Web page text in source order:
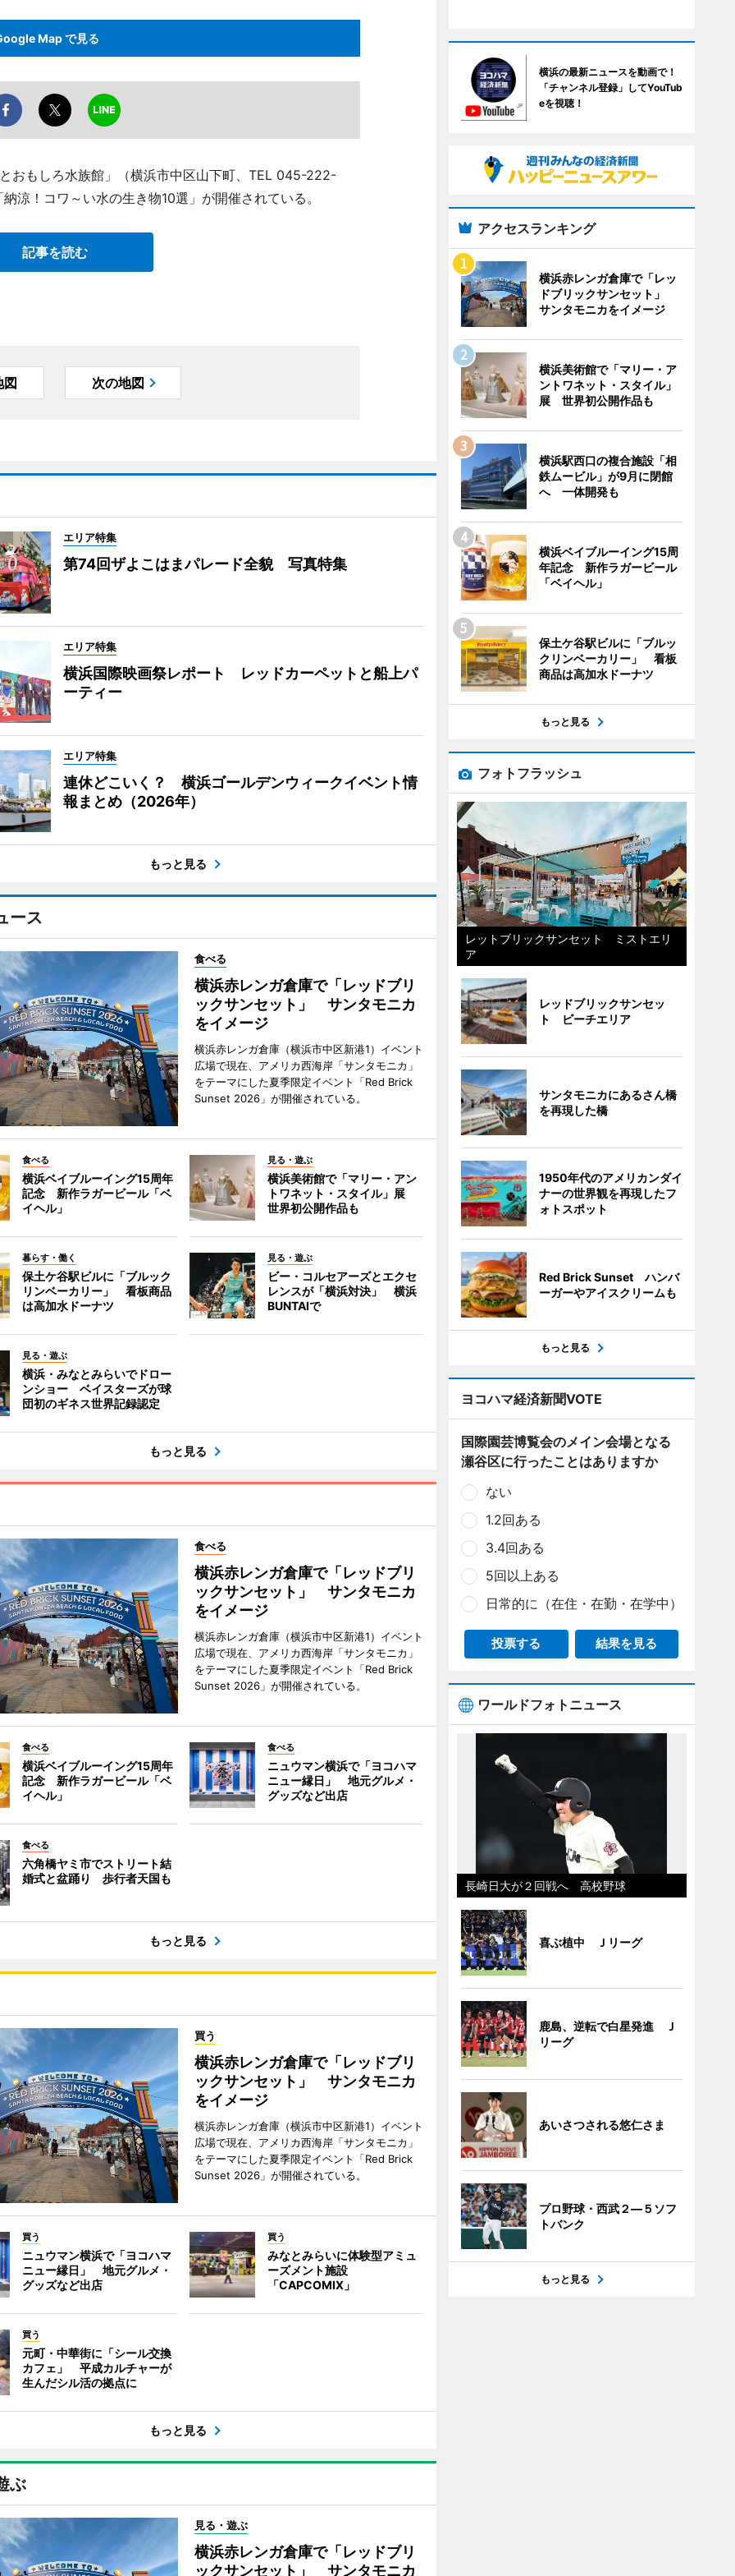
Map で見る
おもしろ水族館」（横浜市中区山下町、TEL 045-222-
涼！コワ～い水の生き物10選」が開催されている。
記事を読む
図 次の地図
エリア特集
第74回ザよこはまパレード全貌 写真特集
エリア特集
横浜国際映画祭レポート レッドカーペットと船上パ
ーティー
エリア特集
連休どこいく？ 横浜ゴールデンウィークイベント情
報まとめ（2026年）
もっと見る
ース
食べる
横浜赤レンガ倉庫で「レッドブリ
ックサンセット」 サンタモニカ
をイメージ
横浜赤レンガ倉庫（横浜市中区新港1）イベント
広場で現在、アメリカ西海岸「サンタモニカ」
をテーマにした夏季限定イベント「Red Brick
Sunset 2026」が開催されている。
食べる
横浜ベイブルーイング15周年
記念 新作ラガービール「ベ
イヘル」
見る・遊ぶ
横浜美術館で「マリー・アン
トワネット・スタイル」展
世界初公開作品も
暮らす・働く
保土ケ谷駅ビルに「ブルック
リンベーカリー」 看板商品
は高加水ドーナツ
見る・遊ぶ
ビー・コルセアーズとエクセ
レンスが「横浜対決」 横浜
BUNTAIで
見る・遊ぶ
横浜・みなとみらいでドロー
ンショー ベイスターズが球
団初のギネス世界記録認定
もっと見る
食べる
横浜赤レンガ倉庫で「レッドブリ
ックサンセット」 サンタモニカ
をイメージ
横浜赤レンガ倉庫（横浜市中区新港1）イベント
広場で現在、アメリカ西海岸「サンタモニカ」
をテーマにした夏季限定イベント「Red Brick
Sunset 2026」が開催されている。
食べる
横浜ベイブルーイング15周年
記念 新作ラガービール「ベ
イヘル」
食べる
ニュウマン横浜で「ヨコハマ
ニュー縁日」 地元グルメ・
グッズなど出店
食べる
六角橋ヤミ市でストリート結
婚式と盆踊り 歩行者天国も
もっと見る
買う
横浜赤レンガ倉庫で「レッドブリ
ックサンセット」 サンタモニカ
をイメージ
横浜赤レンガ倉庫（横浜市中区新港1）イベント
広場で現在、アメリカ西海岸「サンタモニカ」
をテーマにした夏季限定イベント「Red Brick
Sunset 2026」が開催されている。
買う
ニュウマン横浜で「ヨコハマ
ニュー縁日」 地元グルメ・
グッズなど出店
買う
みなとみらいに体験型アミュ
ーズメント施設
「CAPCOMIX」
買う
元町・中華街に「シール交換
カフェ」 平成カルチャーが
生んだシル活の拠点に
もっと見る
ぶ
見る・遊ぶ
横浜赤レンガ倉庫で「レッドブリ
ックサンセット」 サンタモニカ
横浜の最新ニュースを動画で！
「チャンネル登録」してYouTub
eを視聴！
アクセスランキング
横浜赤レンガ倉庫で「レッ
ドブリックサンセット」
サンタモニカをイメージ
横浜美術館で「マリー・ア
ントワネット・スタイル」
展 世界初公開作品も
横浜駅西口の複合施設「相
鉄ムービル」が9月に閉館
へ 一体開発も
横浜ベイブルーイング15周
年記念 新作ラガービール
「ベイヘル」
保土ケ谷駅ビルに「ブルッ
クリンベーカリー」 看板
商品は高加水ドーナツ
もっと見る
フォトフラッシュ
レットブリックサンセット ミストエリ
ア
レッドブリックサンセッ
ト ビーチエリア
サンタモニカにあるさん橋
を再現した橋
1950年代のアメリカンダイ
ナーの世界観を再現したフ
ォトスポット
Red Brick Sunset ハンバ
ーガーやアイスクリームも
もっと見る
ヨコハマ経済新聞VOTE
国際園芸博覧会のメイン会場となる
瀬谷区に行ったことはありますか
ない
1.2回ある
3.4回ある
5回以上ある
日常的に（在住・在勤・在学中）
投票する 結果を見る
ワールドフォトニュース
長崎日大が２回戦へ 高校野球
喜ぶ植中 Ｊリーグ
鹿島、逆転で白星発進 Ｊ
リーグ
あいさつされる悠仁さま
プロ野球・西武２―５ソフ
トバンク
もっと見る